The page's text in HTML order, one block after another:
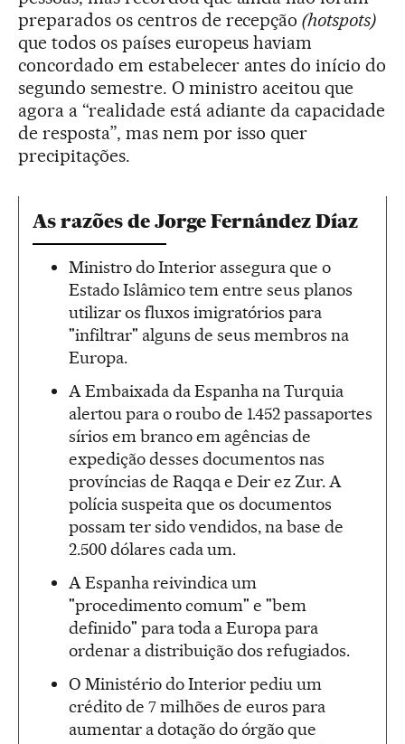
preparados os centros de recepção(hotspots)
que todos os países europeus haviam
concordado em estabelecer antes do início do
segundo semestre. O ministro aceitou que
agora a “realidade está adiante da capacidade
de resposta”, mas nem por isso quer
precipitações.
As razões de Jorge Fernández Díaz
Ministro do Interior assegura que o
Estado Islâmico tem entre seus planos
utilizar os fluxos imigratórios para
"infiltrar" alguns de seus membros na
Europa.
A Embaixada da Espanha na Turquia
alertou para o roubo de 1.452 passaportes
sírios em branco em agências de
expedição desses documentos nas
províncias de Raqqa e Deir ez Zur. A
polícia suspeita que os documentos
possam ter sido vendidos, na base de
2.500 dólares cada um.
A Espanha reivindica um
"procedimento comum" e "bem
definido" para toda a Europa para
ordenar a distribuição dos refugiados.
O Ministério do Interior pediu um
crédito de 7 milhões de euros para
aumentar a dotação do órgão que